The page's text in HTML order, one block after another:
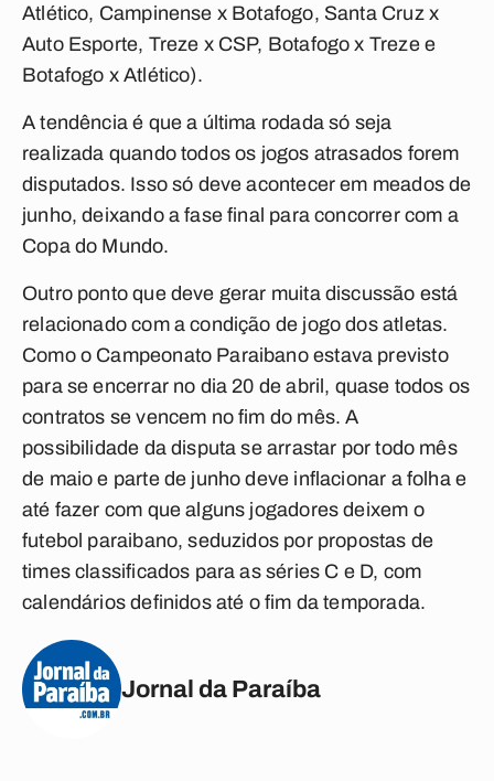
Atlético, Campinense x Botafogo, Santa Cruz x
Auto Esporte, Treze x CSP, Botafogo x Treze e
Botafogo x Atlético).
A tendência é que a última rodada só seja
realizada quando todos os jogos atrasados forem
disputados. Isso só deve acontecer em meados de
junho, deixando a fase final para concorrer com a
Copa do Mundo.
Outro ponto que deve gerar muita discussão está
relacionado com a condição de jogo dos atletas.
Como o Campeonato Paraibano estava previsto
para se encerrar no dia 20 de abril, quase todos os
contratos se vencem no fim do mês. A
possibilidade da disputa se arrastar por todo mês
de maio e parte de junho deve inflacionar a folha e
até fazer com que alguns jogadores deixem o
futebol paraibano, seduzidos por propostas de
times classificados para as séries C e D, com
calendários definidos até o fim da temporada.
Jornal da Paraíba